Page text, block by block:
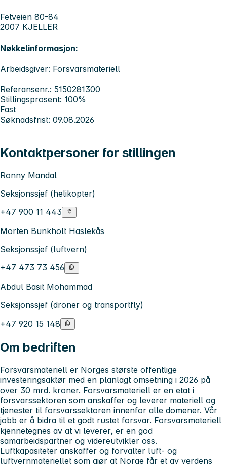
Fetveien 80-84
2007 KJELLER
Nøkkelinformasjon:
Arbeidsgiver: Forsvarsmateriell
Referansenr.: 5150281300
Stillingsprosent: 100%
Fast
Søknadsfrist: 09.08.2026
Kontaktpersoner for stillingen
Ronny Mandal
Seksjonssjef (helikopter)
+47 900 11 443
Morten Bunkholt Haslekås
Seksjonssjef (luftvern)
+47 473 73 456
Abdul Basit Mohammad
Seksjonssjef (droner og transportfly)
+47 920 15 148
Om bedriften
Forsvarsmateriell er Norges største offentlige
investeringsaktør med en planlagt omsetning i 2026 på
over 30 mrd. kroner. Forsvarsmateriell er en etat i
forsvarssektoren som anskaffer og leverer materiell og
tjenester til forsvarssektoren innenfor alle domener. Vår
jobb er å bidra til et godt rustet forsvar. Forsvarsmateriell
kjennetegnes av at vi leverer, er en god
samarbeidspartner og videreutvikler oss.
Luftkapasiteter anskaffer og forvalter luft- og
luftvernmateriellet som gjør at Norge får et av verdens